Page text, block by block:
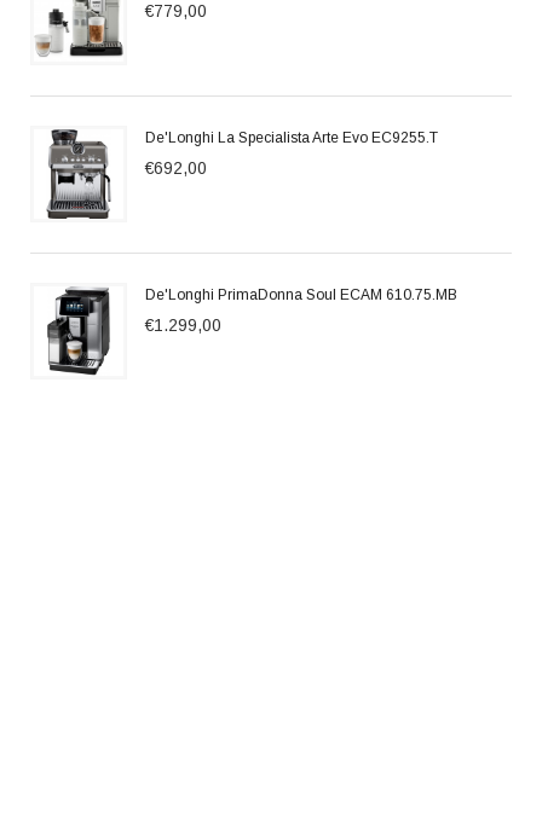
€779,00
De'Longhi La Specialista Arte Evo EC9255.T
€692,00
De'Longhi PrimaDonna Soul ECAM 610.75.MB
€1.299,00